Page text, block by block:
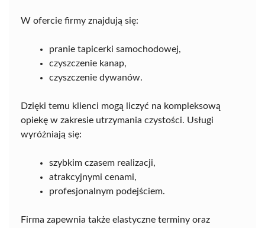
W ofercie firmy znajdują się:
pranie tapicerki samochodowej,
czyszczenie kanap,
czyszczenie dywanów.
Dzięki temu klienci mogą liczyć na kompleksową
opiekę w zakresie utrzymania czystości. Usługi
wyróżniają się:
szybkim czasem realizacji,
atrakcyjnymi cenami,
profesjonalnym podejściem.
Firma zapewnia także elastyczne terminy oraz